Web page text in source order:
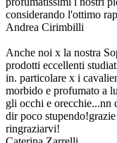
considerando l'ottimo
Andrea Cirimbilli
Anche noi x la nostra
prodotti eccellenti
in. particolare x i
morbido e profumato a
gli occhi e orecchie...nn
dir poco
ringraziarvi!